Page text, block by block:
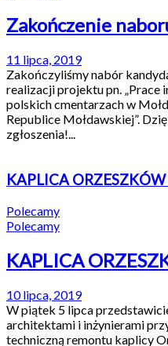
Zakończenie
11 lipca, 2019
Zakończyliśmy nabór
realizacji projektu pn.
polskich cmentarzach w
Republice Mołdawskiej”.
zgłoszenia!...
KAPLICA
Polecamy
Polecamy
KAPLICA
10 lipca, 2019
W piątek 5 lipca
architektami i inżynierami
techniczną remontu kaplicy